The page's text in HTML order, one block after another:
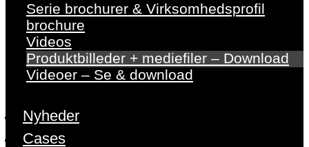
Serie brochurer & Virksomhedsprofil
brochure
Videos
Produktbilleder + mediefiler – Download
Videoer – Se & download
Nyheder
Cases